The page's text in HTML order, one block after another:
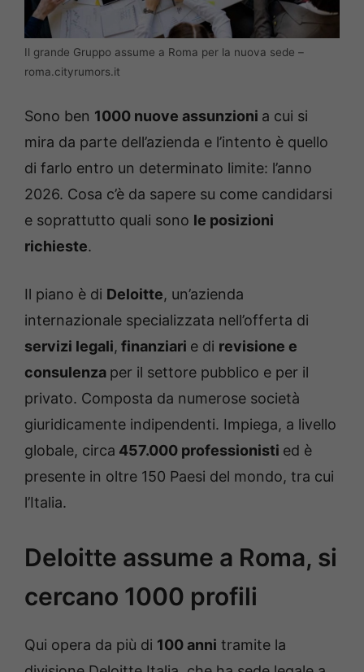
Il grande Gruppo assume a Roma per la nuova sede –
roma.cityrumors.it
Sono ben 1000 nuove assunzioni a cui si
mira da parte dell’azienda e l’intento è quello
di farlo entro un determinato limite: l’anno
2026. Cosa c’è da sapere su come candidarsi
e soprattutto quali sono le posizioni
richieste.
Il piano è di Deloitte, un’azienda
internazionale specializzata nell’offerta di
servizi legali, finanziari e di revisione e
consulenza per il settore pubblico e per il
privato. Composta da numerose società
giuridicamente indipendenti. Impiega, a livello
globale, circa 457.000 professionisti ed è
presente in oltre 150 Paesi del mondo, tra cui
l’Italia.
Deloitte assume a Roma, si
cercano 1000 profili
Qui opera da più di 100 anni tramite la